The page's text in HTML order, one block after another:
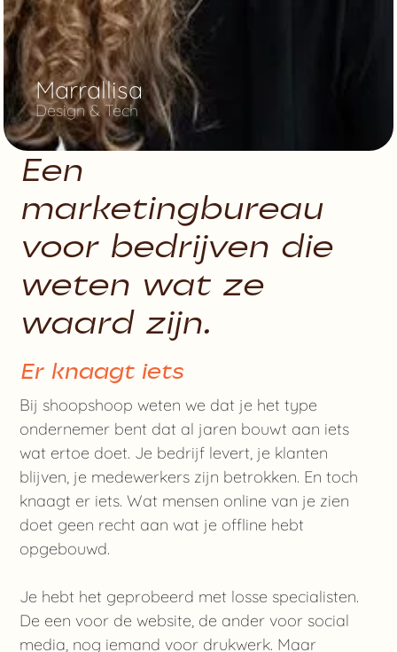
Marrallisa
Design & Tech
Een
marketingbureau
voor bedrijven die
weten wat ze
waard zijn.
Er knaagt iets
Bij shoopshoop weten we dat je het type
ondernemer bent dat al jaren bouwt aan iets
wat ertoe doet. Je bedrijf levert, je klanten
blijven, je medewerkers zijn betrokken. En toch
knaagt er iets. Wat mensen online van je zien
doet geen recht aan wat je offline hebt
opgebouwd.
Je hebt het geprobeerd met losse specialisten.
De een voor de website, de ander voor social
media, nog iemand voor drukwerk. Maar